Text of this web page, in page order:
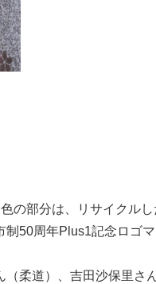
の部分は、リサイクル
50周年Plus1記念ロゴ
（柔道）、吉田沙保里さ